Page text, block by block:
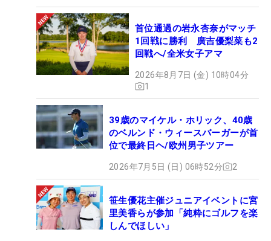
首位通過の岩永杏奈がマッチ
1回戦に勝利 廣吉優梨菜も2
回戦へ/全米女子アマ
2026年8月7日 (金) 10時04分
1
39歳のマイケル・ホリック、40歳
のベルンド・ウィースバーガーが首
位で最終日ヘ/欧州男子ツアー
2026年7月5日 (日) 06時52分 2
笹生優花主催ジュニアイベントに宮
里美香らが参加「純粋にゴルフを楽
しんでほしい」